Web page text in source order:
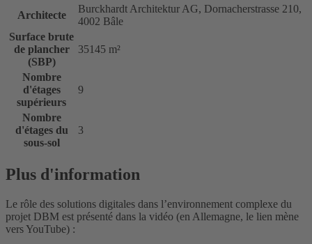
Architecte
Burckhardt Architektur AG, Dornacherstrasse 210,
4002 Bâle
Surface brute
de plancher
(SBP)
35145 m²
Nombre
d'étages
supérieurs
9
Nombre
d'étages du
sous-sol
3
Plus d'information
Le rôle des solutions digitales dans l’environnement complexe du
projet DBM est présenté dans la vidéo (en Allemagne, le lien mène
vers YouTube) :